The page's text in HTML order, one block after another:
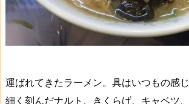
運ばれてきたラーメン。具はいつもの感じ
細く刻んだナルト、きくらげ、キャベツ